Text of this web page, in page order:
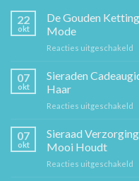
22
okt
De Gouden
Mode
Reacties uitgeschakeld
en
07
okt
Sieraden
Haar
Reacties uitgeschakeld
07
okt
Sieraad
Mooi Houdt
Reacties uitgeschakeld